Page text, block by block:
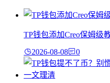
TP钱包添加Creo保姆级
2026-08-08 0